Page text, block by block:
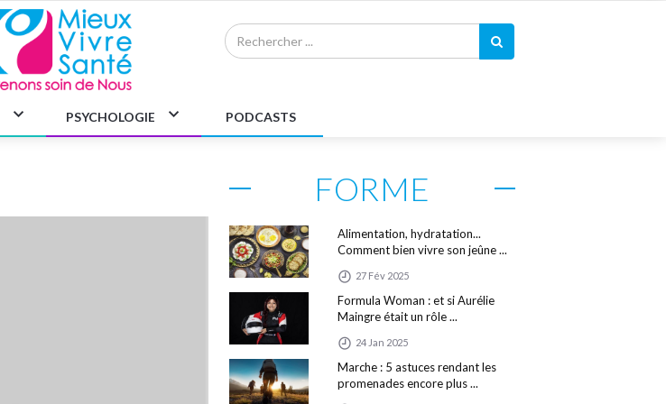
PSYCHOLOGIE PODCASTS
FORME
Alimentation, hydratation...
Comment bien vivre son jeûne ...
27 Fév 2025
Formula Woman : et si Aurélie
Maingre était un rôle ...
24 Jan 2025
Marche : 5 astuces rendant les
promenades encore plus ...